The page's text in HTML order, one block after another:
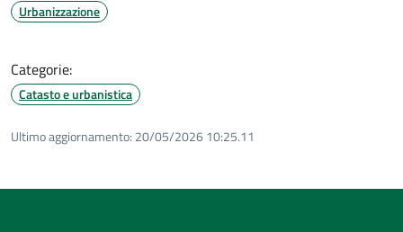
Urbanizzazione
Categorie:
Catasto e urbanistica
Ultimo aggiornamento: 20/05/2026 10:25.11